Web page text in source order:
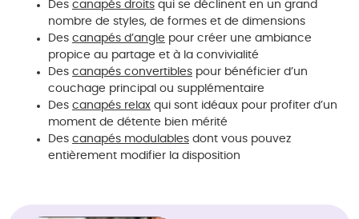
Des canapés droits qui se déclinent en un grand
nombre de styles, de formes et de dimensions
Des canapés d’angle pour créer une ambiance
propice au partage et à la convivialité
Des canapés convertibles pour bénéficier d’un
couchage principal ou supplémentaire
Des canapés relax qui sont idéaux pour profiter d’un
moment de détente bien mérité
Des canapés modulables dont vous pouvez
entièrement modifier la disposition